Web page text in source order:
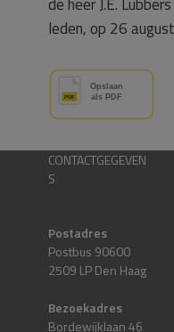
leden, op 26
CONTACTGEGEVEN
S
Postadres
Postbus 90600
2509 LP Den Haag
Bezoekadres
Bordewijklaan 46